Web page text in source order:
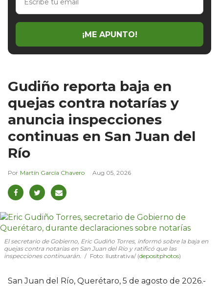
email
¡ME APUNTO!
Gudiño reporta baja en
quejas contra notarías y
anuncia inspecciones
continuas en San Juan del
Río
Martín García Chavero Aug 05, 2026
El secretario de Gobierno, Eric Gudiño Torres, informó sobre la baja en
quejas contra notarías en San Juan del Río y ratificó que las
inspecciones continuarán.
Foto: Ilustrativa/ (depositphotos)
San Juan del Río, Querétaro, 5 de agosto de 2026.-